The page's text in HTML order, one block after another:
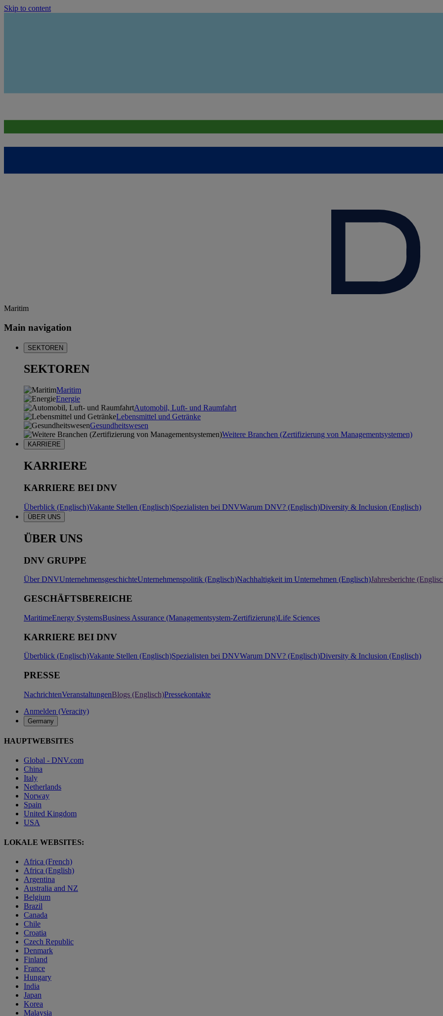
Skip to content
Maritim
Main navigation
SEKTOREN
SEKTOREN
Maritim
Energie
Automobil, Luft- und Raumfahrt
Lebensmittel und Getränke
Gesundheitswesen
Weitere Branchen (Zertifizierung von Managementsystemen)
KARRIERE
KARRIERE
KARRIERE BEI DNV
Überblick (Englisch)Vakante Stellen (Englisch)Spezialisten bei DNVWarum DNV? (Englisch)Diversity & Inclusion (Englisch)
ÜBER UNS
ÜBER UNS
DNV GRUPPE
Über DNVUnternehmensgeschichteUnternehmenspolitik (Englisch)Nachhaltigkeit im Unternehmen (Englisch)Jahresberichte
GESCHÄFTSBEREICHE
MaritimeEnergy SystemsBusiness Assurance (Managementsystem-Zertifizierung)Life Sciences
KARRIERE BEI DNV
Überblick (Englisch)Vakante Stellen (Englisch)Spezialisten bei DNVWarum DNV? (Englisch)Diversity & Inclusion (Englisch)
PRESSE
NachrichtenVeranstaltungenBlogs (Englisch)Pressekontakte
Anmelden (Veracity)
Germany
HAUPTWEBSITES
Global - DNV.com
China
Italy
Netherlands
Norway
Spain
United Kingdom
USA
LOKALE WEBSITES:
Africa (French)
Africa (English)
Argentina
Australia and NZ
Belgium
Brazil
Canada
Chile
Croatia
Czech Republic
Denmark
Finland
France
Hungary
India
Japan
Korea
Malaysia